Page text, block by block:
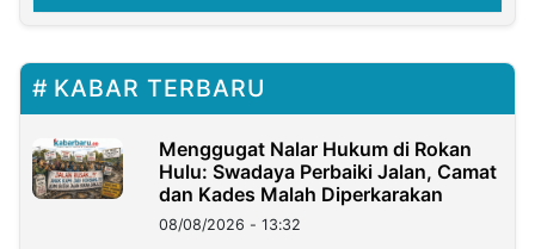
KABAR TERBARU
Menggugat Nalar Hukum di Rokan
Hulu: Swadaya Perbaiki Jalan, Camat
dan Kades Malah Diperkarakan
08/08/2026 - 13:32